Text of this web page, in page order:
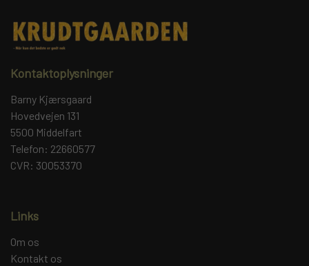
Kontaktoplysninger
Barny Kjærsgaard
Hovedvejen 131
5500 Middelfart
Telefon: 22660577
CVR: 30053370
Links
Om os
Kontakt os